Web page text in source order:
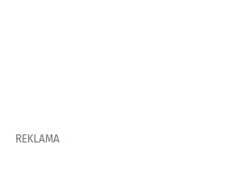
REKLAMA